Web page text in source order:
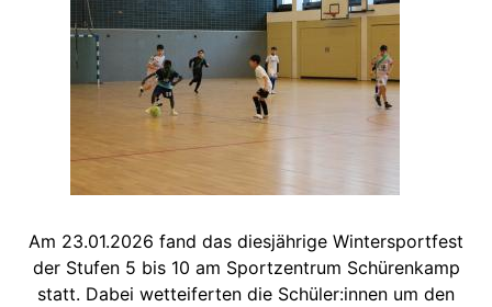
Am 23.01.2026 fand das diesjährige Wintersportfest
der Stufen 5 bis 10 am Sportzentrum Schürenkamp
statt. Dabei wetteiferten die Schüler:innen um den